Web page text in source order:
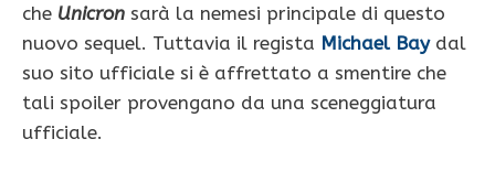
che Unicron sarà la nemesi principale di questo
nuovo sequel. Tuttavia il regista Michael Baydal
suo sito ufficiale si è affrettato a smentire che
tali spoiler provengano da una sceneggiatura
ufficiale.